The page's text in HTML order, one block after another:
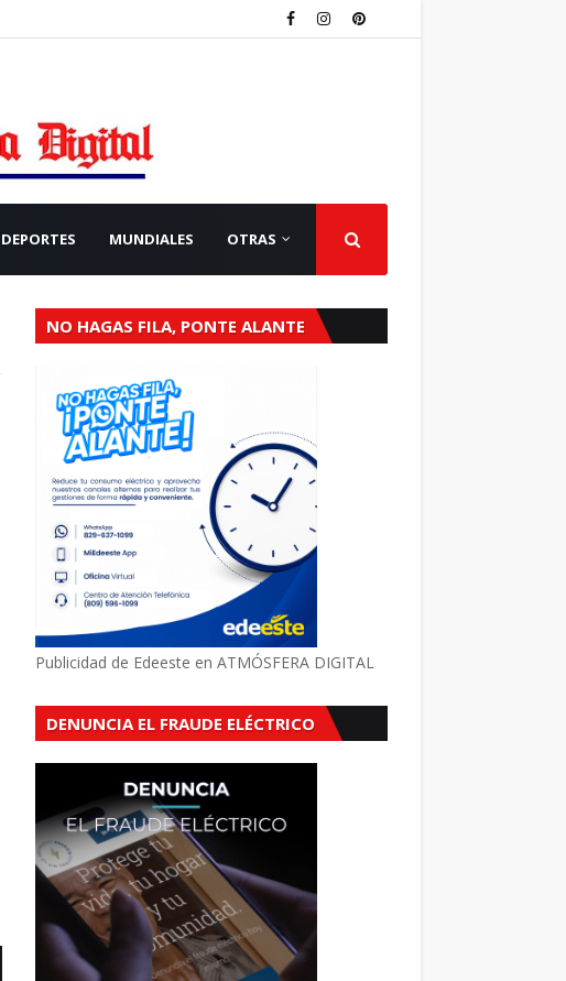
DEPORTES MUNDIALES OTRAS
NO HAGAS FILA, PONTE ALANTE
Publicidad de Edeeste en ATMÓSFERA DIGITAL
DENUNCIA EL FRAUDE ELÉCTRICO